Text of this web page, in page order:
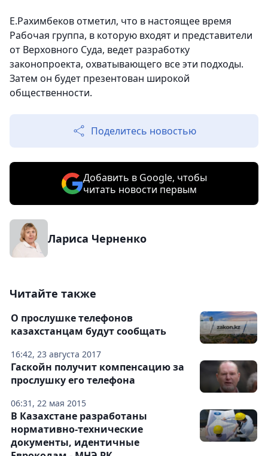
Е.Рахимбеков отметил, что в настоящее время
Рабочая группа, в которую входят и представители
от Верховного Суда, ведет разработку
законопроекта, охватывающего все эти подходы.
Затем он будет презентован широкой
общественности.
Поделитесь новостью
Добавить в Google, чтобы
читать новости первым
Лариса Черненко
Читайте также
16:42, 23 августа 2017
О прослушке телефонов
казахстанцам будут сообщать
06:31, 22 мая 2015
Гаскойн получит компенсацию за
прослушку его телефона
В Казахстане разработаны
нормативно-технические
документы, идентичные